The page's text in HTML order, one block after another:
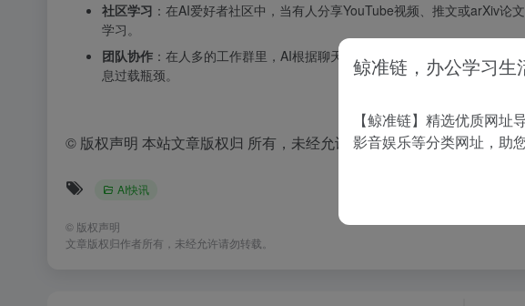
社区学习 ：在AI爱好者社区中，当有人分享YouTube视频、推文或arXiv
学习。
团队协作 ：在人多的工作群里，AI根据聊天上下文自动完成不同同事交待
息过载瓶颈。
© 版权声明 本站文章版权归 所有，未经允许禁止任何形式的转载。
AI快讯
© 版权声明
文章版权归作者所有，未经允许请勿转载。
鲸准链，办公学习生
【鲸准链】精选优质网址
影音娱乐等分类网址，助